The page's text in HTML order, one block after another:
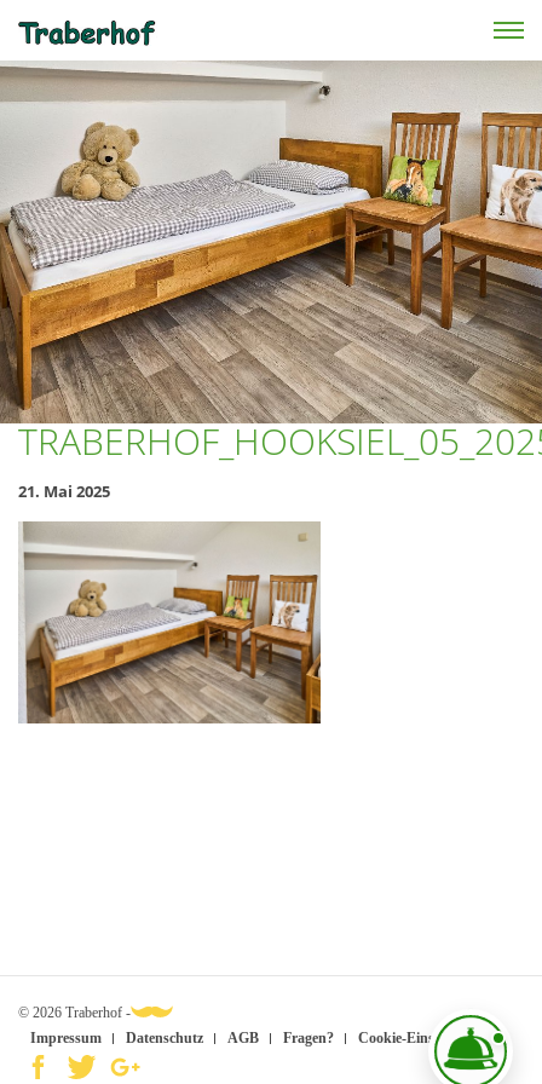
Skip to main content
21. Mai 2025
© 2026 Traberhof -
Impressum
Datenschutz AGB Fragen? Cookie-Einstellungen